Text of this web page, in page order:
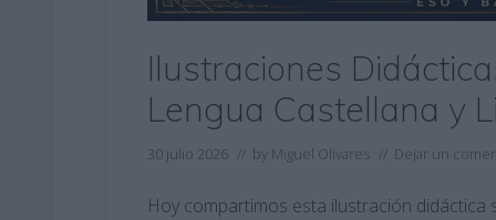
Ilustraciones
Lengua Castellana y
30 julio 2026 // by Miguel Olivares // Dejar un
Hoy compartimos esta ilustración